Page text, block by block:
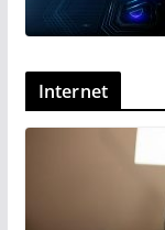
Internet